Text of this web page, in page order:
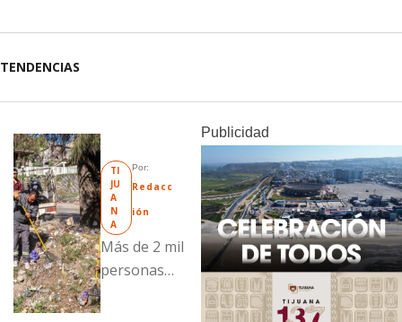
TENDENCIAS
TI
JU
A
N
A
Por:
Redacc
ión
Más de 2 mil
personas
Publicidad